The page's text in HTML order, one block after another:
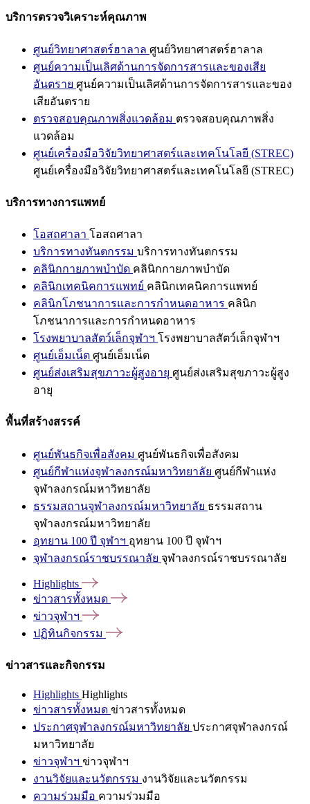
บริการตรวจวิเคราะห์คุณภาพ
ศูนย์วิทยาศาสตร์ฮาลาล ศูนย์วิทยาศาสตร์ฮาลาล
ศูนย์ความเป็นเลิศด้านการจัดการสารและของเสีย
อันตราย ศูนย์ความเป็นเลิศด้านการจัดการสารและของ
เสียอันตราย
ตรวจสอบคุณภาพสิ่งแวดล้อม ตรวจสอบคุณภาพสิ่ง
แวดล้อม
ศูนย์เครื่องมือวิจัยวิทยาศาสตร์และเทคโนโลยี (STREC)
ศูนย์เครื่องมือวิจัยวิทยาศาสตร์และเทคโนโลยี (STREC)
บริการทางการแพทย์
โอสถศาลา โอสถศาลา
บริการทางทันตกรรม บริการทางทันตกรรม
คลินิกกายภาพบำบัด คลินิกกายภาพบำบัด
คลินิกเทคนิคการแพทย์ คลินิกเทคนิคการแพทย์
คลินิกโภชนาการและการกำหนดอาหาร คลินิก
โภชนาการและการกำหนดอาหาร
โรงพยาบาลสัตว์เล็กจุฬาฯ โรงพยาบาลสัตว์เล็กจุฬาฯ
ศูนย์เอ็มเน็ต ศูนย์เอ็มเน็ต
ศูนย์ส่งเสริมสุขภาวะผู้สูงอายุ ศูนย์ส่งเสริมสุขภาวะผู้สูง
อายุ
พื้นที่สร้างสรรค์
ศูนย์พันธกิจเพื่อสังคม ศูนย์พันธกิจเพื่อสังคม
ศูนย์กีฬาแห่งจุฬาลงกรณ์มหาวิทยาลัย ศูนย์กีฬาแห่ง
จุฬาลงกรณ์มหาวิทยาลัย
ธรรมสถานจุฬาลงกรณ์มหาวิทยาลัย ธรรมสถาน
จุฬาลงกรณ์มหาวิทยาลัย
อุทยาน 100 ปี จุฬาฯ อุทยาน 100 ปี จุฬาฯ
จุฬาลงกรณ์ราชบรรณาลัย จุฬาลงกรณ์ราชบรรณาลัย
Highlights
ข่าวสารทั้งหมด
ข่าวจุฬาฯ
ปฏิทินกิจกรรม
ข่าวสารและกิจกรรม
Highlights Highlights
ข่าวสารทั้งหมด ข่าวสารทั้งหมด
ประกาศจุฬาลงกรณ์มหาวิทยาลัย ประกาศจุฬาลงกรณ์
มหาวิทยาลัย
ข่าวจุฬาฯ ข่าวจุฬาฯ
งานวิจัยและนวัตกรรม งานวิจัยและนวัตกรรม
ความร่วมมือ ความร่วมมือ